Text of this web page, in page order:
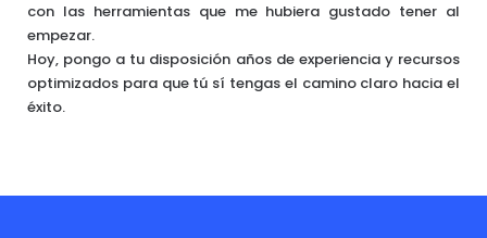
con las herramientas que me hubiera gustado tener al
empezar.
Hoy, pongo a tu disposición años de experiencia y recursos
optimizados para que tú sí tengas el camino claro hacia el
éxito.